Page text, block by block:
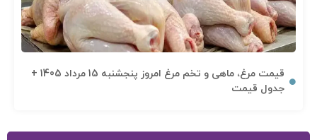
قیمت مرغ، ماهی و تخم مرغ امروز پنجشنبه 15 مرداد 1405 +
جدول قیمت